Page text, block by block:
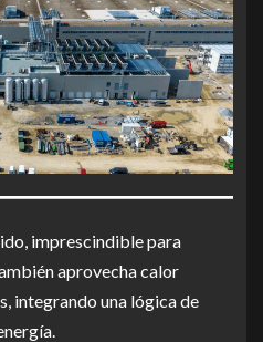
imprescindible para
aprovecha calor
integrando una lógica de